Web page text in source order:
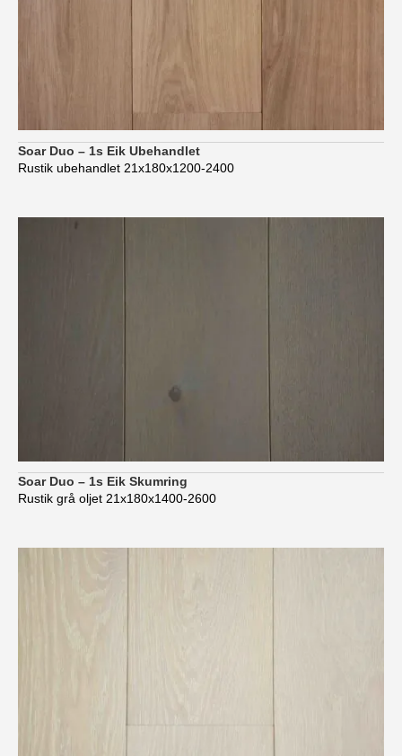
Soar Duo – 1s Eik Ubehandlet
Rustik ubehandlet 21x180x1200-2400
Soar Duo – 1s Eik Skumring
Rustik grå oljet 21x180x1400-2600